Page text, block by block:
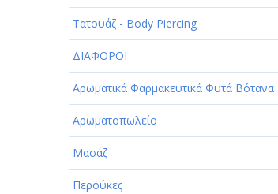
ΕΚΠΑΙΔΕΥΣΗ - ΣΧΟΛΕΣ
ΕΜΠΟΡΙΟ - ΕΜΠΟΡΙΚΑ ΚΑΤΑΣΤΗΜΑΤΑ
ΕΡΓΟΣΤΑΣΙΑ - ΒΙΟΜΗΧΑΝΙΕΣ
ΞΕΝΟΔΟΧΕΙΑ - ΤΟΥΡΙΣΜΟΣ
ΟΜΟΡΦΙΑ
ΠΑΡΟΧΗ ΥΠΗΡΕΣΙΩΝ
Τατουάζ - Body Piercing
ΔΙΑΦΟΡΟΙ
Αρωματικά Φαρμακευτικά Φυτά Βότανα
Αρωματοπωλείο
Μασάζ
Περούκες